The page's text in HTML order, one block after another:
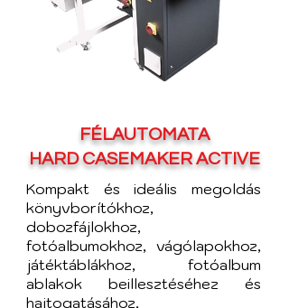
FÉLAUTOMATA
HARD CASEMAKER ACTIVE
Kompakt és ideális megoldás
könyvborítókhoz,
dobozfájlokhoz,
fotóalbumokhoz, vágólapokhoz,
játéktáblákhoz, fotóalbum
ablakok beillesztéséhez és
hajtogatásához,